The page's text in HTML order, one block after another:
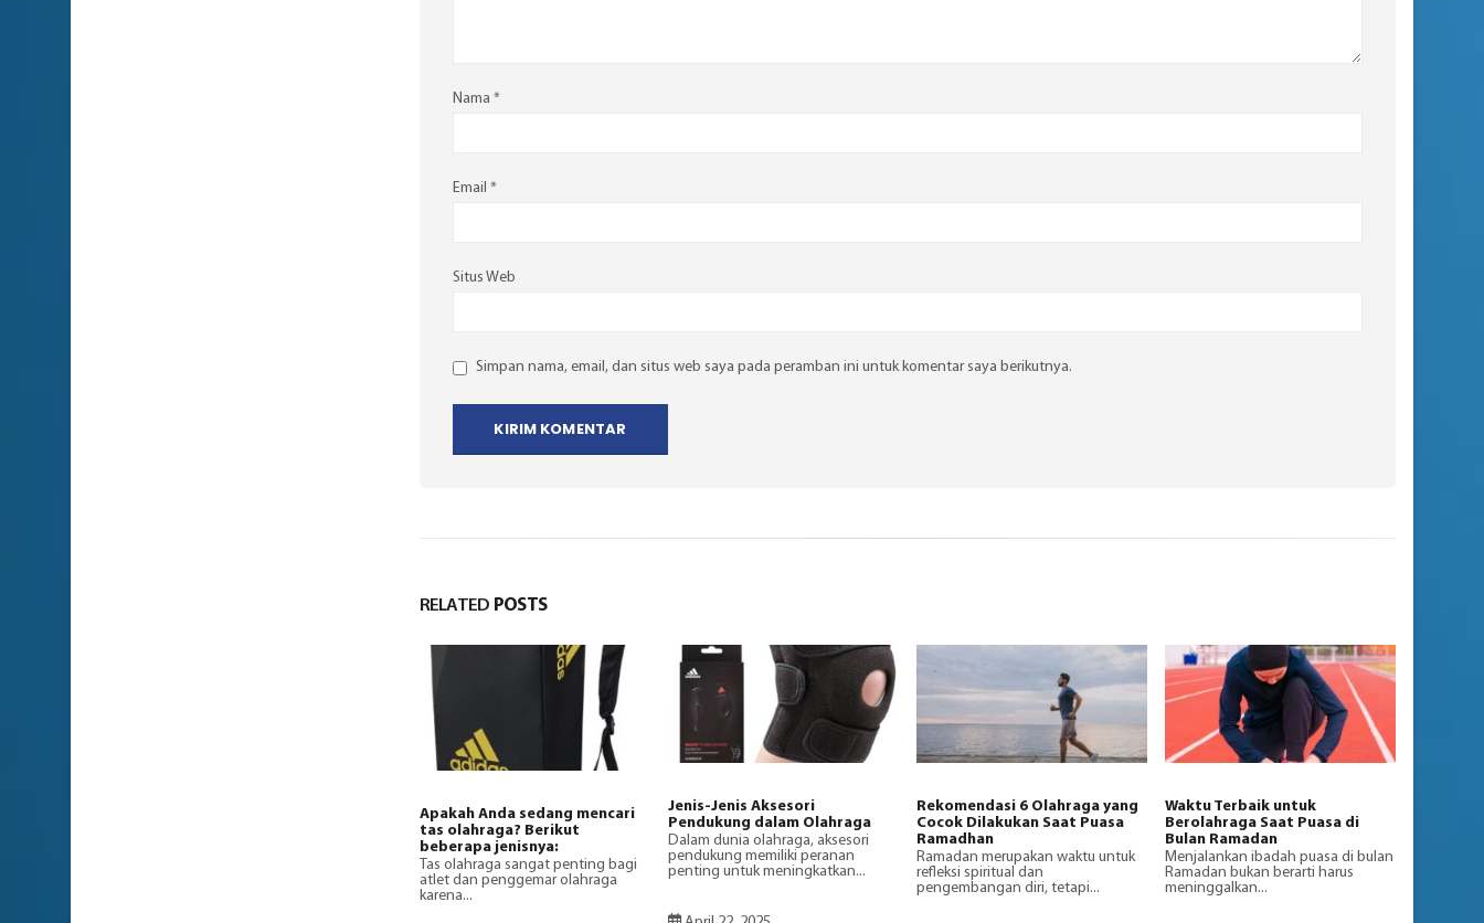
Nama *
Email *
Situs Web
Simpan nama, email, dan situs web saya pada peramban ini untuk komentar saya berikutnya.
RELATED POSTS
Apakah Anda sedang mencari
tas olahraga? Berikut
beberapa jenisnya:
Tas olahraga sangat penting bagi
atlet dan penggemar olahraga
karena...
Jenis-Jenis Aksesori
Pendukung dalam Olahraga
Dalam dunia olahraga, aksesori
pendukung memiliki peranan
penting untuk meningkatkan...
Rekomendasi 6 Olahraga yang
Cocok Dilakukan Saat Puasa
Ramadhan
Ramadan merupakan waktu untuk
refleksi spiritual dan
pengembangan diri, tetapi...
Waktu Terbaik untuk
Berolahraga Saat Puasa di
Bulan Ramadan
Menjalankan ibadah puasa di bulan
Ramadan bukan berarti harus
meninggalkan...